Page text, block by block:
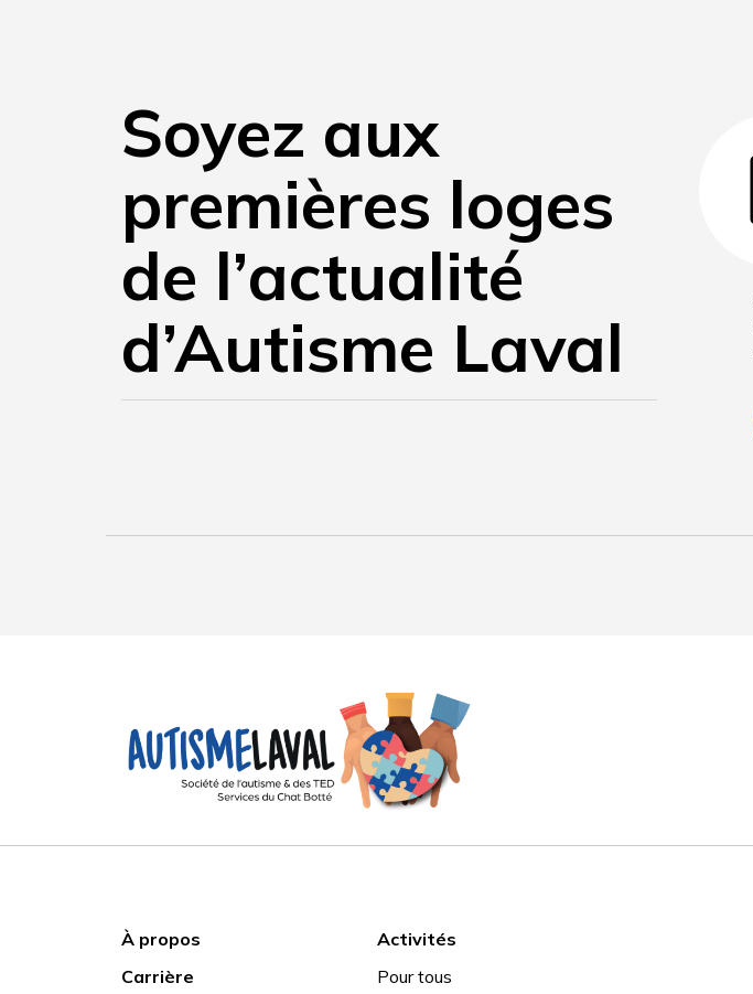
Soyez aux
premières loges
de l’actualité
d’Autisme Laval
À propos
Carrière
Activités
Pour tous